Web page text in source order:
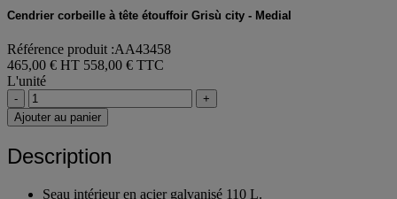
Référence produit :AA43458
465,00 € HT
L'unité
-
Description